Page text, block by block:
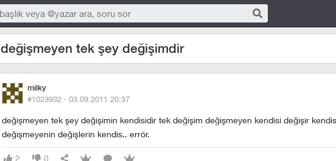
değişmeyen tek şey değişimdir
milky
#1023932 · 03.09.2011 20:37
değişmeyen tek şey değişimin kendisidir tek değişim değişmeyen kendisi değişir
değişmeyenin değişlerin kendis.. errör.
2 0